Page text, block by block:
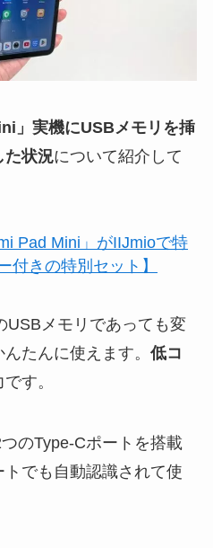
」実機にUSBメモリを挿
た状況について紹介して
Pad Mini」がIIJmioで特
付きの特別セット】
USBメモリであっても変
たんに使えます。 低コ
す。
のType-Cポートを搭載
でも自動認識されて使